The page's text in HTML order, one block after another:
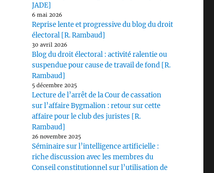
JADE]
6 mai 2026
Reprise lente et progressive du blog du droit
électoral [R. Rambaud]
30 avril 2026
Blog du droit électoral : activité ralentie ou
suspendue pour cause de travail de fond [R.
Rambaud]
5 décembre 2025
Lecture de l’arrêt de la Cour de cassation
sur l’affaire Bygmalion : retour sur cette
affaire pour le club des juristes [R.
Rambaud]
26 novembre 2025
Séminaire sur l’intelligence artificielle :
riche discussion avec les membres du
Conseil constitutionnel sur l’utilisation de